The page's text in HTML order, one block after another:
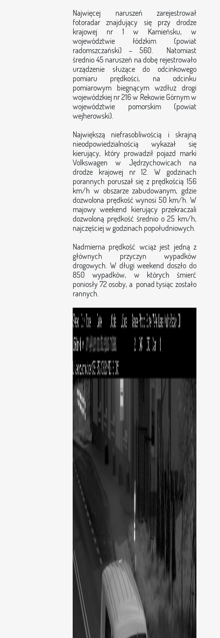
Najwięcej naruszeń zarejestrował
fotoradar znajdujący się przy drodze
krajowej nr 1 w Kamieńsku, w
województwie łódzkim (powiat
radomszczański) – 560. Natomiast
średnio 45 naruszeń na dobę rejestrowało
urządzenie służące do odcinkowego
pomiaru prędkości, na odcinku
pomiarowym biegnącym wzdłuż drogi
wojewódzkiej nr 216 w Rekowie Górnym w
województwie pomorskim (powiat
wejherowski).
Największą niefrasobliwością i skrajną
nieodpowiedzialnością wykazał się
kierujący, który prowadził pojazd marki
Volkswagen w Jędrzychowicach na
drodze krajowej nr 12. W godzinach
porannych poruszał się z prędkością 156
km/h w obszarze zabudowanym, gdzie
dozwolona prędkość wynosi 50 km/h. W
majowy weekend kierujący przekraczali
dozwoloną prędkość średnio o 25 km/h,
najczęściej w godzinach popołudniowych.
Nadmierna prędkość wciąż jest jedną z
głównych przyczyn wypadków
drogowych. W długi weekend doszło do
850 wypadków, w których śmierć
poniosły 72 osoby, a ponad tysiąc zostało
rannych.